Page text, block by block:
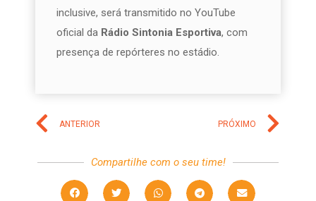
inclusive, será transmitido no YouTube
oficial da Rádio Sintonia Esportiva, com
presença de repórteres no estádio.
ANTERIOR PRÓXIMO
Compartilhe com o seu time!